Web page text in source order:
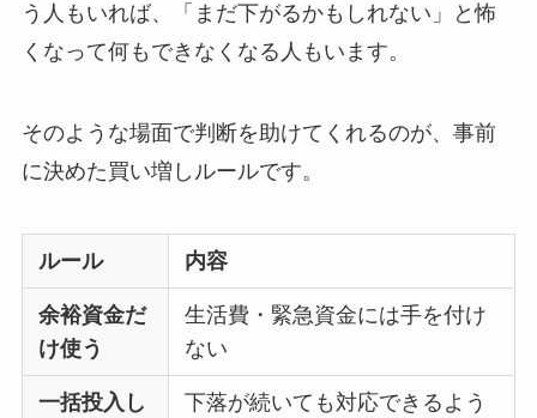
う人もいれば、「まだ下がるかもしれない」と怖
くなって何もできなくなる人もいます。
そのような場面で判断を助けてくれるのが、事前
に決めた買い増しルールです。
ルール 内容
余裕資金だ
け使う
生活費・緊急資金には手を付け
ない
一括投入し 下落が続いても対応できるよう